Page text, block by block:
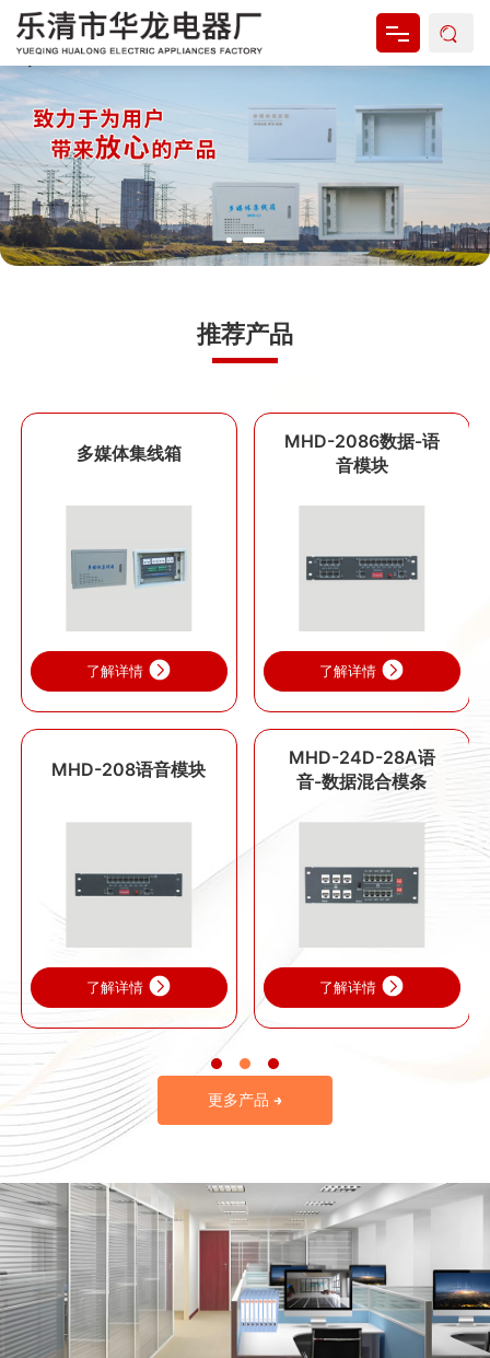
网站首页
关于我们
产品中心
新闻资讯
推荐产品
多媒体集线箱
了解详情
MHD-208语音模块
了解详情
MHD-2086数据-语
音模块
了解详情
MHD-24D-28A语
音-数据混合模条
了解详情
更多产品 →